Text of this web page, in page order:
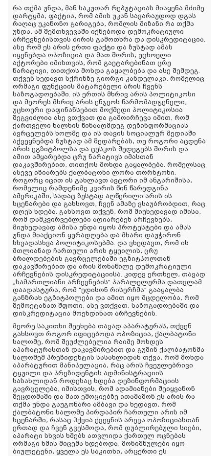
რა თქმა უნდა, მან საკუთარ რეპუტაციას მიაყენა მძიმე
დარტყმა, ფაქტია, რომ ამის უკან სავარაუდოდ დგას
რაღაც უკანონო გარიგება, რომლის მიზანი რა თქმა
უნდა, ამ შემთხვევაში იქნებოდა დემოკრატიული
არჩევნებისთვის ძირის გამოთხრა და დისკრედიტაცია.
ასე რომ ეს არის ერთი ფაქტი და ზუსტად ამას
იყენებდა ოპოზიცია და მათ შორის, უცხოელი
აქტორები იმისთვის, რომ გაეტარებინათ ცრუ
ნარატივი, თითქოს მოხდა გაყალბება და ასე შემდეგ.
თქვენ ხედავთ სქრინზე გიორგი კანდელაკი, რომელიც
ორმაგი ფუნქციის მატარებელი არის ჩვენს
საზოგადოებაში. ის ერთის მხრივ არის პოლიტიკოსი
და მეორეს მხრივ არის ენჯეოს წარმომადგენელი,
უცხოური დაფინანსებით მოქმედი პოლიტიკოსია
შეგვიძლია ასე ვთქვათ და გამოირჩევა იმით, რომ
ქართველი ხალხის წინააღმდეგ დეზინფორმაციას
ავრცელებს ხოლმე და ის თავის სოციალურ მედიაში
აქვეყნებდა ზუსტად ამ შედარებას, თუ როგორი აცდენა
არის ეგზიტპოლსა და ცესკოს შედეგებს შორის და
ამით ამყარებდა ცრუ ნარატივს იმასთან
დაკავშირებით, თითქოს მოხდა გაყალბება. რომელსაც
ასევე იზიარებს ქალბატონი ლორა თორნტონი.
როგორც იცით ის გახლავთ ავტორი იმ ანგარიშისა,
რომელიც რამდენიმე კვირის წინ წარედგინა
ამერიკაში, სადაც ზუსტად აღწერილი არის ის
სცენარები და გახსოვთ, ჩვენ ამაზე ვსაუბრობდით, რაც
დღეს ხდება. გახსოვთ თქვენ, რომ მიუხედავად იმისა,
რომ დამკვირვებლები აღიარებენ არჩევნებს,
მიუხედავად ამისა უნდა იყოს პროტესტები და ამას
უნდა მიაქციონ ყურადღება და მხარი დაუჭირონ
სხვადასხვა პოლიტიკოსებმა. და ვხედავთ, რომ ის
მთლიანად ჩართული არის ტყუილის, ცრუ
ბრალდებების გავრცელებაში ეგზიტპოლთან
დაკავშირებით და არის მონაწილე დემოკრატიული
არჩევნების დისკრედიტაციისა. კიდევ ერთხელ, თავად
„სამართლიანი არჩევნების“ პარალელურმა დათვლამ
დაადასტურა, რომ "ედისონ რისერჩმა" გააყალბა
განზრახ ეგზიტპოლები და ამით იყო მცდელობა, რომ
შემოეტანათ შფოთი, ასე ვთქვათ, საზოგადოებაში და
დისკრედიტაცია მოეხდინათ არჩევნების.
მეორე საკითხი შეეხება თავად აპარატურას, თქვენ
გახსოვთ როგორ იფიცებოდა ოპოზიცია, ქალბატონი
სალომე, რომ შეუძლებელია რაიმე მოხდეს
აპარატურასთან დაკავშირებით და გუშინ ქალბატონმა
სალომემ პრეზიდენტის სასახლიდან თქვა, რომ მოხდა
აპარატურით მანიპულაცია, რაც არის ჩვეულებრივი
ტყუილი და პრეზიდენტის ადმინისტრაციის
სასახლიდან როდესაც ხდება დეზინფორმაციის
გავრცელება, იმისთვის, რომ ადამიანები შეიყვანონ
შეცდომაში და მათ ემოციებზე ითამაშონ ეს არის რა
თქმა უნდა გაუგონარი ამბავი და ხედავთ, რომ
ქალბატონი სალომე პირდაპირ ჩართული არის იმ
სცენარში, რასაც ჰქვია ქვეყნის არევა ოპოზიციასთან
ერთად და ჩვენ გვესმოდა, რომ დუბლირებული სიები,
აპარატი სხვის ხმებს ათვლიდა ქართულ ოცნებას
ორმაგი ხმის მიცემა ხდებოდა, მონიშნულები იყო
ბიულეტენი, ყველა ეს საკითხი, არცერთი ეს